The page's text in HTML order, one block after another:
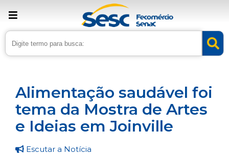
› Home › Noticias
Alimentação saudável foi
tema da Mostra de Artes
e Ideias em Joinville
Escutar a Notícia